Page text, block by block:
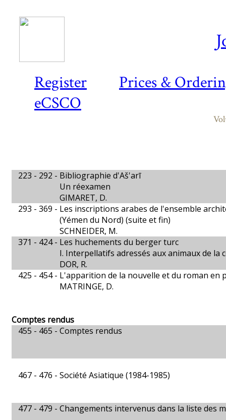
Register
Prices &
eCSCO
223 - 292 - Bibliographie d'Aš'arī
Un réexamen
GIMARET, D.
293 - 369 - Les inscriptions arabes de l'ensemble
(Yémen du Nord) (suite et fin)
SCHNEIDER, M.
371 - 424 - Les huchements du berger turc
I. Interpellatifs adressés aux animaux de la
DOR, R.
425 - 454 - L'apparition de la nouvelle et du roman en
MATRINGE, D.
Comptes rendus
455 - 465 - Comptes rendus
467 - 476 - Société Asiatique (1984-1985)
477 - 479 - Changements intervenus dans la liste des